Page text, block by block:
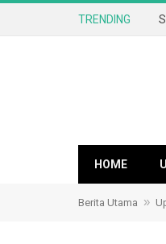
TRENDING
HOME
Berita Utama »